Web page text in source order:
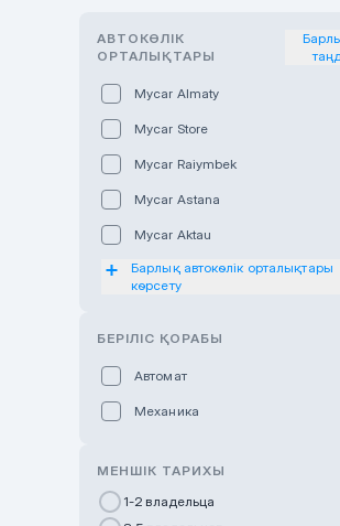
АВТОКӨЛІК
ОРТАЛЫҚТАРЫ
Mycar Almaty
Mycar Store
Mycar Raiymbek
Mycar Astana
Mycar Aktau
Mycar Uralsk
Haval & Tank Pavlodar
Bavaria Almaty
Mycar Shymkent
Барлық автокөлік орталықтары
көрсету
БЕРІЛІС ҚОРАБЫ
Автомат
Механика
МЕНШІК ТАРИХЫ
1-2 владельца